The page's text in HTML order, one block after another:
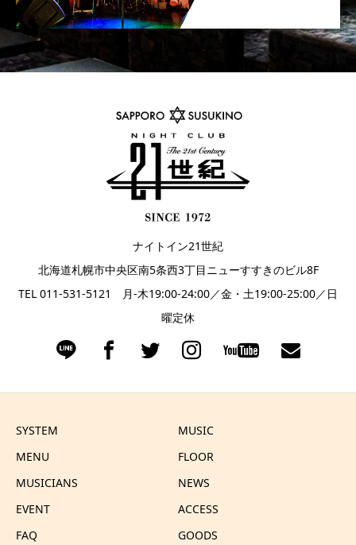
ナイトイン21世紀
北海道札幌市中央区南5条西3丁目ニューすすきのビル8F
TEL 011-531-5121 月-木19:00-24:00／金・土19:00-25:00／日
曜定休
SYSTEM
MUSIC
MENU
FLOOR
MUSICIANS
NEWS
EVENT
ACCESS
FAQ
GOODS